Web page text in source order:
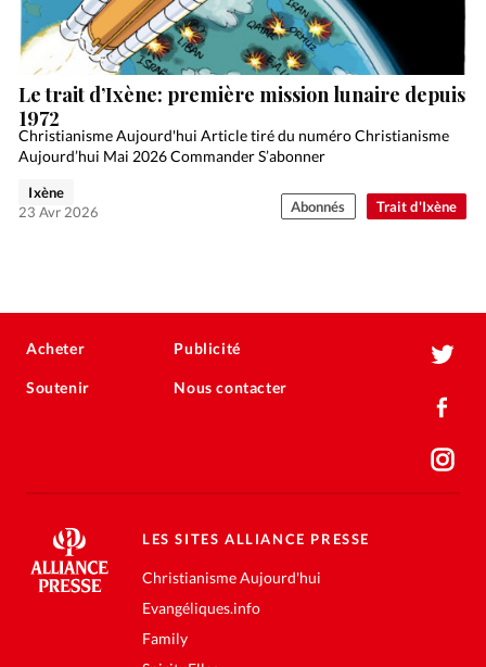
Trait d'Ixène
Le trait d’Ixène: première mission lunaire depuis
1972
Christianisme Aujourd'hui Article tiré du numéro Christianisme
Aujourd’hui Mai 2026 Commander S’abonner
Ixène
23 Avr 2026
Abonnés
Acheter
Soutenir
Publicité
Nous contacter
LES SITES ALLIANCE PRESSE
Christianisme Aujourd'hui
Evangéliques.info
Family